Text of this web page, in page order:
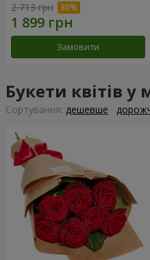
2 713 грн
Замовити
Букети квітів у
Сортування: дешевше